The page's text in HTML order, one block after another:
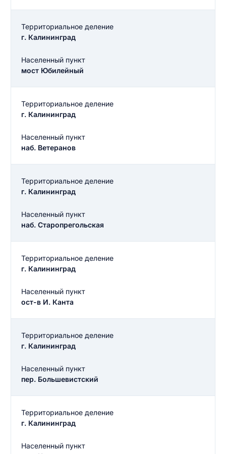
Территориальное деление
г. Калининград
Населенный пункт
мост Юбилейный
Территориальное деление
г. Калининград
Населенный пункт
наб. Ветеранов
Территориальное деление
г. Калининград
Населенный пункт
наб. Старопрегольская
Территориальное деление
г. Калининград
Населенный пункт
ост-в И. Канта
Территориальное деление
г. Калининград
Населенный пункт
пер. Большевистский
Территориальное деление
г. Калининград
Населенный пункт
Введите свое имя
Введите свое имя